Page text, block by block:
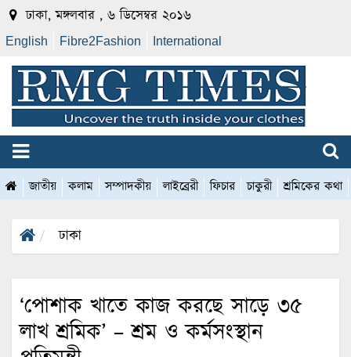
ঢাকা, মঙ্গলবার , ৬ ডিসেম্বর ২০১৬
English Fibre2Fashion International
জাতীয় কলাম সম্পাদকীয় লাইব্রেরী ফিচার চাকুরী শ্রমিকের কথা
ঢাকা
‘পোশাক খাতে কাজ করছে সাড়ে ৩৫
লাখ শ্রমিক’ – শ্রম ও কর্মসংস্থান